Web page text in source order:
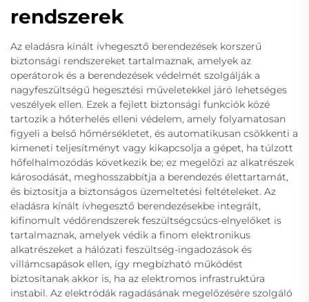
rendszerek
Az eladásra kínált ívhegesztő berendezések korszerű
biztonsági rendszereket tartalmaznak, amelyek az
operátorok és a berendezések védelmét szolgálják a
nagyfeszültségű hegesztési műveletekkel járó lehetséges
veszélyek ellen. Ezek a fejlett biztonsági funkciók közé
tartozik a hőterhelés elleni védelem, amely folyamatosan
figyeli a belső hőmérsékletet, és automatikusan csökkenti a
kimeneti teljesítményt vagy kikapcsolja a gépet, ha túlzott
hőfelhalmozódás következik be; ez megelőzi az alkatrészek
károsodását, meghosszabbítja a berendezés élettartamát,
és biztosítja a biztonságos üzemeltetési feltételeket. Az
eladásra kínált ívhegesztő berendezésekbe integrált,
kifinomult védőrendszerek feszültségcsúcs-elnyelőket is
tartalmaznak, amelyek védik a finom elektronikus
alkatrészeket a hálózati feszültség-ingadozások és
villámcsapások ellen, így megbízható működést
biztosítanak akkor is, ha az elektromos infrastruktúra
instabil. Az elektródák ragadásának megelőzésére szolgáló